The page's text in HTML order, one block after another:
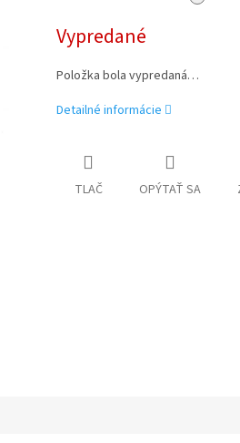
Vypredané
Položka bola vypredaná…
Detailné informácie
TLAČ OPÝTAŤ SA